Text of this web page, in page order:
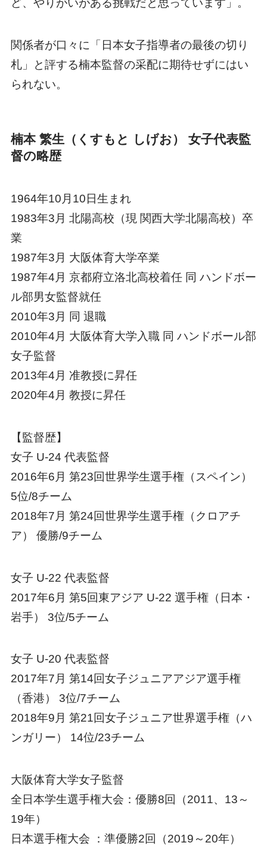
ど、やりがいがある挑戦だと思っています」。
関係者が口々に「日本女子指導者の最後の切り
札」と評する楠本監督の采配に期待せずにはい
られない。
楠本 繁生（くすもと しげお） 女子代表監
督の略歴
1964年10月10日生まれ
1983年3月 北陽高校（現 関西大学北陽高校）卒
業
1987年3月 大阪体育大学卒業
1987年4月 京都府立洛北高校着任 同 ハンドボー
ル部男女監督就任
2010年3月 同 退職
2010年4月 大阪体育大学入職 同 ハンドボール部
女子監督
2013年4月 准教授に昇任
2020年4月 教授に昇任
【監督歴】
女子 U-24 代表監督
2016年6月 第23回世界学生選手権（スペイン）
5位/8チーム
2018年7月 第24回世界学生選手権（クロアチ
ア） 優勝/9チーム
女子 U-22 代表監督
2017年6月 第5回東アジア U-22 選手権（日本・
岩手） 3位/5チーム
女子 U-20 代表監督
2017年7月 第14回女子ジュニアアジア選手権
（香港） 3位/7チーム
2018年9月 第21回女子ジュニア世界選手権（ハ
ンガリー） 14位/23チーム
大阪体育大学女子監督
全日本学生選手権大会：優勝8回（2011、13～
19年）
日本選手権大会 ：準優勝2回（2019～20年）